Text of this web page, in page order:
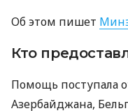
Об этом пишет
Кто
Помощь поступала
Азербайджана,